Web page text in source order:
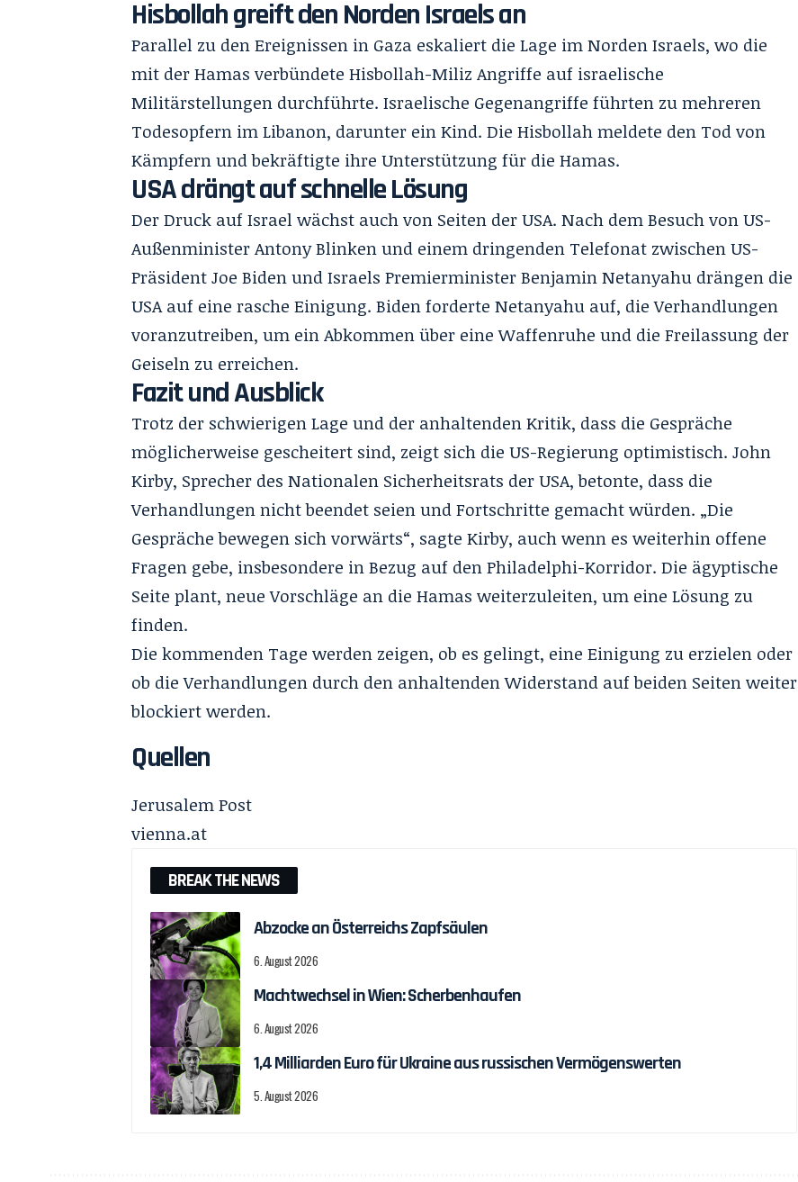
Hisbollah greift den Norden Israels an
Parallel zu den Ereignissen in Gaza eskaliert die Lage im Norden Israels, wo die
mit der Hamas verbündete Hisbollah-Miliz Angriffe auf israelische
Militärstellungen durchführte. Israelische Gegenangriffe führten zu mehreren
Todesopfern im Libanon, darunter ein Kind. Die Hisbollah meldete den Tod von
Kämpfern und bekräftigte ihre Unterstützung für die Hamas.
USA drängt auf schnelle Lösung
Der Druck auf Israel wächst auch von Seiten der USA. Nach dem Besuch von US-
Außenminister Antony Blinken und einem dringenden Telefonat zwischen US-
Präsident Joe Biden und Israels Premierminister Benjamin Netanyahu drängen die
USA auf eine rasche Einigung. Biden forderte Netanyahu auf, die Verhandlungen
voranzutreiben, um ein Abkommen über eine Waffenruhe und die Freilassung der
Geiseln zu erreichen.
Fazit und Ausblick
Trotz der schwierigen Lage und der anhaltenden Kritik, dass die Gespräche
möglicherweise gescheitert sind, zeigt sich die US-Regierung optimistisch. John
Kirby, Sprecher des Nationalen Sicherheitsrats der USA, betonte, dass die
Verhandlungen nicht beendet seien und Fortschritte gemacht würden. „Die
Gespräche bewegen sich vorwärts“, sagte Kirby, auch wenn es weiterhin offene
Fragen gebe, insbesondere in Bezug auf den Philadelphi-Korridor. Die ägyptische
Seite plant, neue Vorschläge an die Hamas weiterzuleiten, um eine Lösung zu
finden.
Die kommenden Tage werden zeigen, ob es gelingt, eine Einigung zu erzielen oder
ob die Verhandlungen durch den anhaltenden Widerstand auf beiden Seiten weiter
blockiert werden.
Quellen
Jerusalem Post
vienna.at
BREAK THE NEWS
Abzocke an Österreichs Zapfsäulen
6. August 2026
Machtwechsel in Wien: Scherbenhaufen
6. August 2026
1,4 Milliarden Euro für Ukraine aus russischen Vermögenswerten
5. August 2026